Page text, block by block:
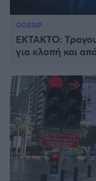
GOSSIP
ΕΚΤΑΚΤΟ:
για κλοπή και